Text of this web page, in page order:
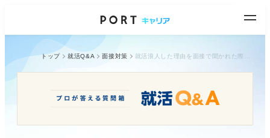
トップ 就活Q&A 面接対策